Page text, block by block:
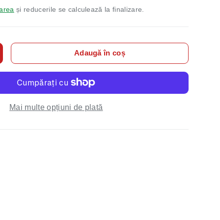
și reducerile se calculează la finalizare.
cantitatea Adaugă în coș
Mai multe opțiuni de plată